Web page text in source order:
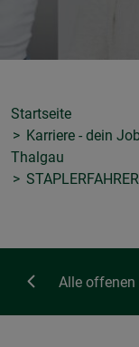
Startseite
Karriere - dein
Thalgau
Alle offenen